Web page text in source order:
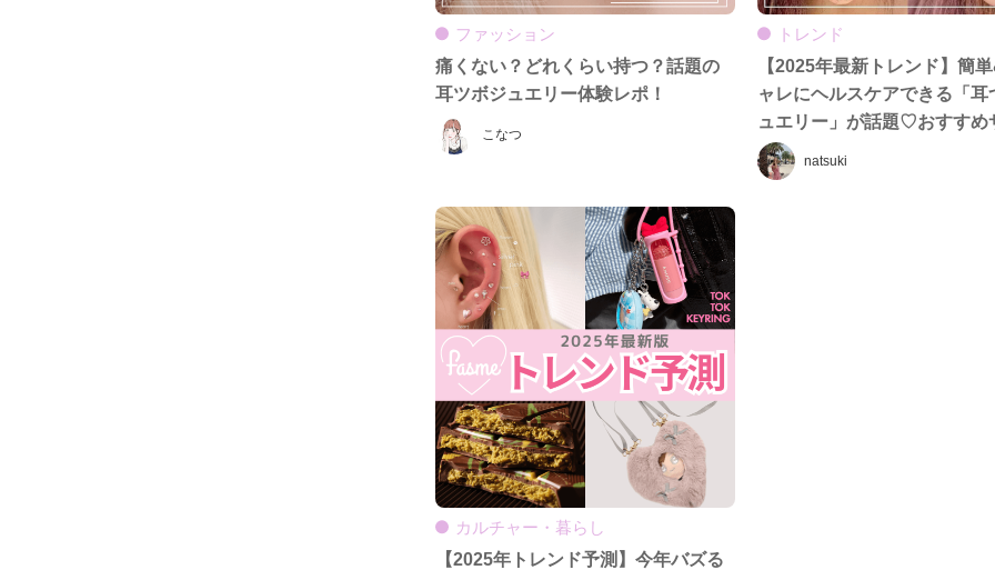
こなつ
ファッション
痛くない？どれくらい持つ？話題の
耳ツボジュエリー体験レポ！
natsuki
トレンド
【2025年最新トレンド】簡
ャレにヘルスケアできる「耳
ュエリー」が話題♡おすすめ
も紹介
カルチャー・暮らし
【2025年トレンド予測】今年バズる